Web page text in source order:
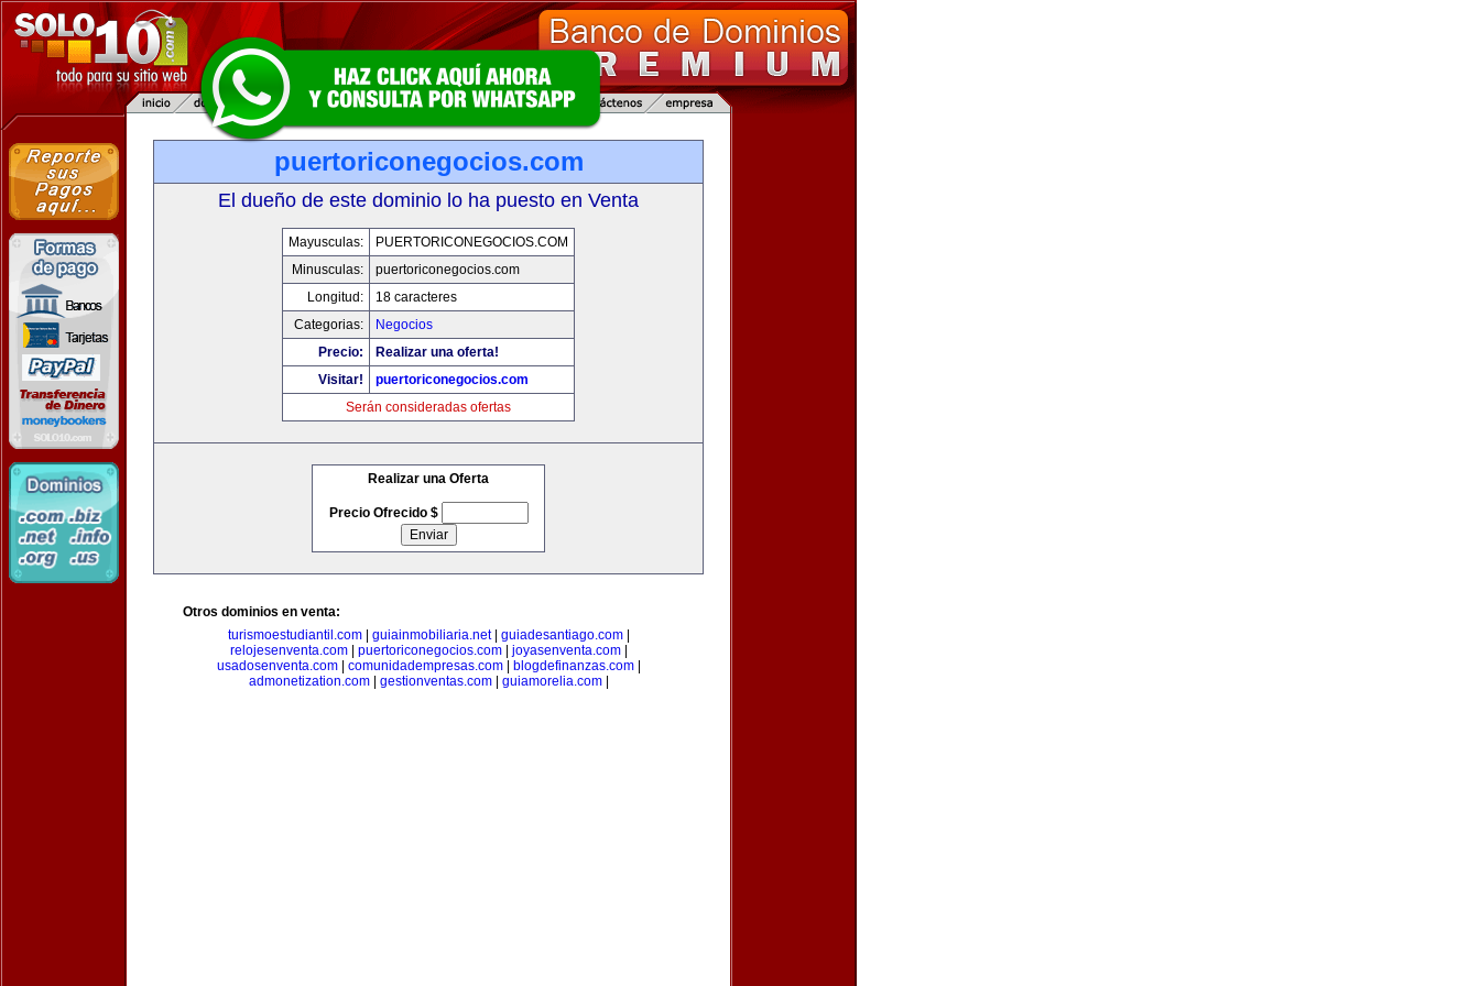
puertoriconegocios.com
El dueño de este dominio lo ha puesto en Venta
Mayusculas:
PUERTORICONEGOCIOS.COM
Minusculas:
puertoriconegocios.com
Longitud:
18 caracteres
Categorias:
Negocios
Precio:
Realizar una oferta!
Visitar!
puertoriconegocios.com
Serán consideradas ofertas
Realizar una Oferta
Precio Ofrecido $
Otros dominios en venta:
turismoestudiantil.com| guiainmobiliaria.net| guiadesantiago.com|
relojesenventa.com| puertoriconegocios.com| joyasenventa.com|
usadosenventa.com| comunidadempresas.com| blogdefinanzas.com|
admonetization.com| gestionventas.com| guiamorelia.com|